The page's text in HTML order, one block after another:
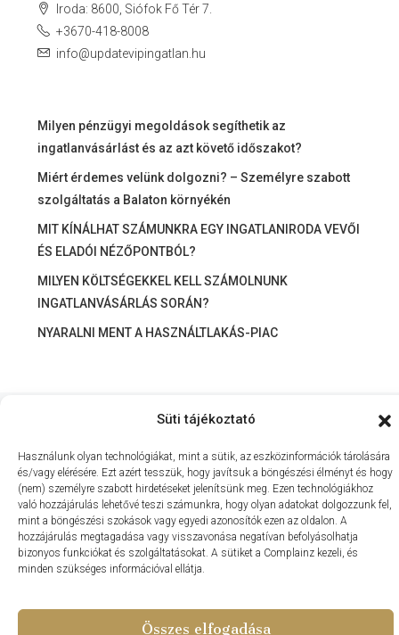
Süti tájékoztató
Használunk olyan technológiákat, mint a sütik, az eszközinformációk tárolására
és/vagy elérésére. Ezt azért tesszük, hogy javítsuk a böngészési élményt és hogy
(nem) személyre szabott hirdetéseket jelenítsünk meg. Ezen technológiákhoz
való hozzájárulás lehetővé teszi számunkra, hogy olyan adatokat dolgozzunk fel,
mint a böngészési szokások vagy egyedi azonosítók ezen az oldalon. A
hozzájárulás megtagadása vagy visszavonása negatívan befolyásolhatja
bizonyos funkciókat és szolgáltatásokat. A sütiket a Complainz kezeli, és
minden szükséges információval ellátja.
Összes elfogadása
Iroda: 8600, Siófok Fő Tér 7.
+3670-418-8008
info@updatevipingatlan.hu
Milyen pénzügyi megoldások segíthetik az
ingatlanvásárlást és az azt követő időszakot?
Miért érdemes velünk dolgozni? – Személyre szabott
szolgáltatás a Balaton környékén
MIT KÍNÁLHAT SZÁMUNKRA EGY INGATLANIRODA VEVŐI
ÉS ELADÓI NÉZŐPONTBÓL?
MILYEN KÖLTSÉGEKKEL KELL SZÁMOLNUNK
INGATLANVÁSÁRLÁS SORÁN?
NYARALNI MENT A HASZNÁLTLAKÁS-PIAC
© Update Vip Ingatlaniroda - Minden Jog Fenntartva 2024 –